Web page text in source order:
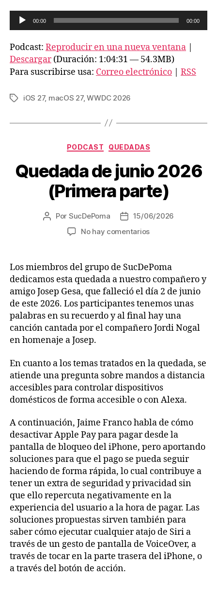
e
p
r
o
u
t
00:00 00:00
Podcast: Reproducir en una nueva ventana |
Descargar(Duración: 1:04:31 — 54.3MB)
Para suscribirse usa: Correo electrónico | RSS
Etiquetas
iOS 27, macOS 27,WWDC 2026
Categorías
PODCAST QUEDADAS
Quedada de junio 2026
(Primera parte)
Autor
Por SucDePoma
Fecha
de
15/06/2026
No hay comentariosen
junio
(Primera
parte)
Los miembros del grupo de SucDePoma
dedicamos esta quedada a nuestro compañero y
amigo Josep Gesa, que falleció el día 2 de junio
de este 2026. Los participantes tenemos unas
palabras en su recuerdo y al final hay una
canción cantada por el compañero Jordi Nogal
en homenaje a Josep.
En cuanto a los temas tratados en la quedada, se
atiende una pregunta sobre mandos a distancia
accesibles para controlar dispositivos
domésticos de forma accesible o con Alexa.
A continuación, Jaime Franco habla de cómo
desactivar Apple Pay para pagar desde la
pantalla de bloqueo del iPhone, pero aportando
soluciones para que el pago se pueda seguir
haciendo de forma rápida, lo cual contribuye a
tener un extra de seguridad y privacidad sin
que ello repercuta negativamente en la
experiencia del usuario a la hora de pagar. Las
soluciones propuestas sirven también para
saber cómo ejecutar cualquier atajo de Siri a
través de un gesto de pantalla de VoiceOver, a
través de tocar en la parte trasera del iPhone, o
a través del botón de acción.